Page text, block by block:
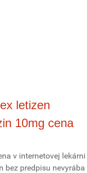
letizen
10mg cena
v internetovej lekárni
bez predpisu nevyrába